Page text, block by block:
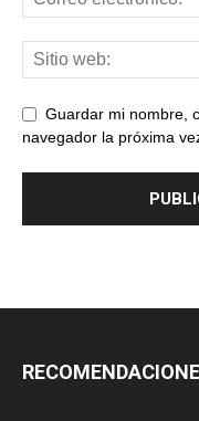
Guardar mi nombre,
navegador la próxima